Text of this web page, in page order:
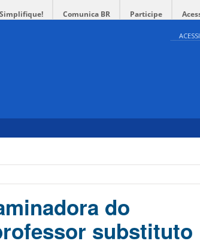
Simplifique! Comunica BR Participe
do
substituto